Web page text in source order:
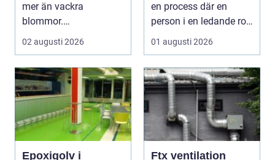
mer än vackra
blommor.
trädgårdsdesign
och ...
02 augusti 2026
en process där en
person i en ledande roll
f&a...
01 augusti 2026
Epoxigolv i
Ftx ventilation